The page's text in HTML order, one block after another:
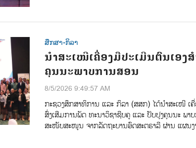
ສຶກສາ-ກິລາ
ນຳສະເໜີເຄື່ອງມືປະເມີນຕົນເອງ
ຄຸນນະພາບການສອນ
8/5/2026 9:49:57 AM
ກະຊວງສຶກສາທິການ ແລະ ກິລາ (ສສກ) ໄດ້ນຳສະເໜີ ເ
ສົ່ງເສີມການພັດ ທະນາວິຊາຊີບຄູ ແລະ ປັບປຸງຄຸນນະ ພ
ສະໜັບສະໜູນ ຈາກລັດຖະບານອົດສະຕຣາລີ ຜ່ານ ແຜນ